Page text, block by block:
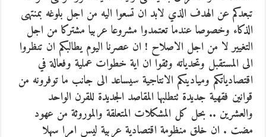
تبعدكم عن الهدف الذي لابد ان تسعوا اليه من اجل بلوغه بمنتهى
الذكاء وخصوصا عندما تعتمدوا مشروعا عربيا مشتركا من اجل
التغيير لا من اجل الاصلاح ! ان عصرنا اليوم يطالبكم ان تنظروا
الى المستقبل وتحدياته وثقوا ان اية خطوات عملية وفعالة في
اقتصادياتكم وميادينكم الانتاجية سيساعد الى جانب ما توفرونه من
قوانين فقهية جديدة تتطلبها المقاصد الجديدة للقرن الواحد
والعشرين .. بحل كل المشكلات المتعلقة والموروثة من عهود
مضت . ان خلق منظومة اقتصادية عربية ليس امرا سهلا